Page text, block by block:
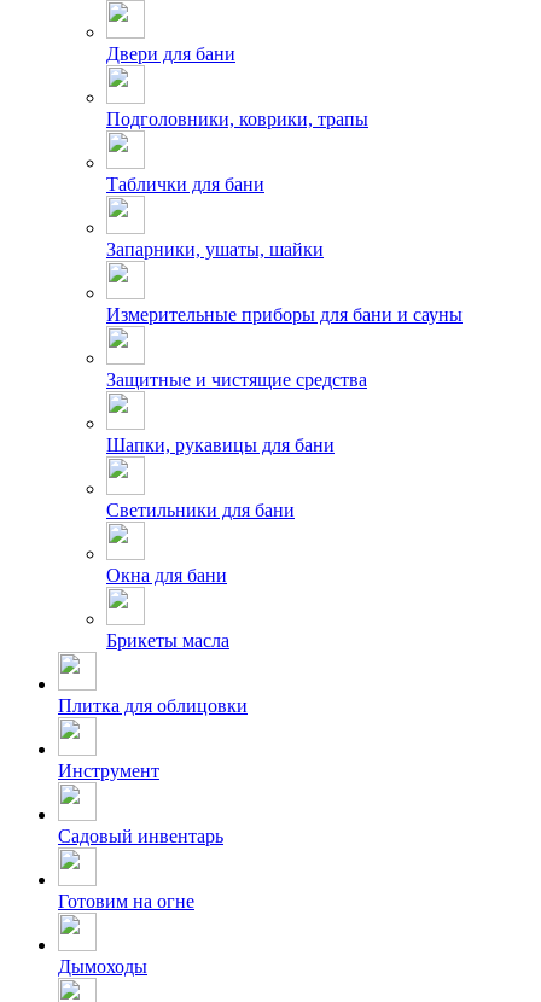
Двери для бани
Подголовники, коврики, трапы
Таблички для бани
Запарники, ушаты, шайки
Измерительные приборы для бани и сауны
Защитные и чистящие средства
Шапки, рукавицы для бани
Светильники для бани
Окна для бани
Брикеты масла
Плитка для облицовки
Инструмент
Садовый инвентарь
Готовим на огне
Дымоходы